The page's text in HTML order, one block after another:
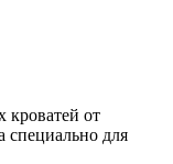
кроватей от
специально для